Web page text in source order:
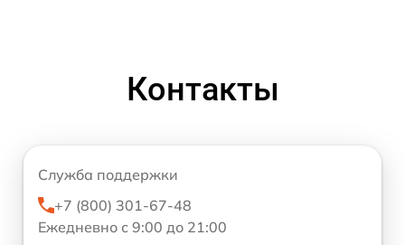
Контакты
Служба поддержки
+7 (800) 301-67-48
Ежедневно с 9:00 до 21:00